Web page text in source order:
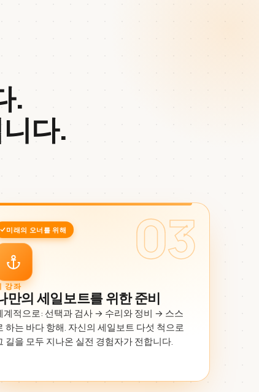
.
다.
03
미래의 오너를 위해
강좌
만의 세일보트를 위한 준비
계적으로: 선택과 검사 → 수리와 정비 → 스스
하는 바다 항해. 자신의 세일보트 다섯 척으로
길을 모두 지나온 실전 경험자가 전합니다.